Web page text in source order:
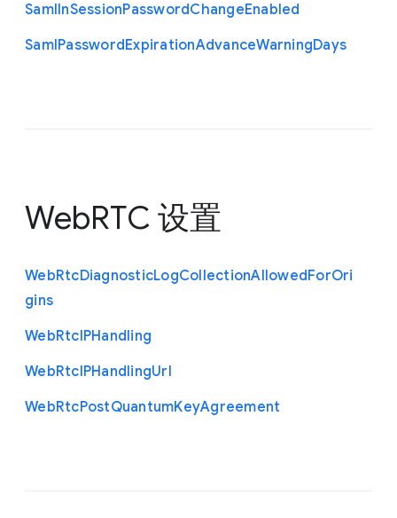
SamlInSessionPasswordChangeEnabled
SamlPasswordExpirationAdvanceWarningDays
WebRTC 设置
WebRtcDiagnosticLogCollectionAllowedForOri
gins
WebRtcIPHandling
WebRtcIPHandlingUrl
WebRtcPostQuantumKeyAgreement